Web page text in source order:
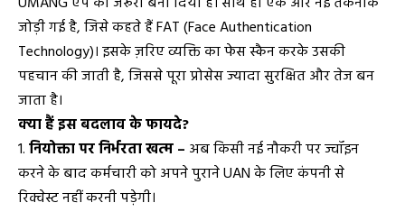
जोड़ी गई है, जिसे कहते हैं FAT (Face Authentication
Technology)। इसके ज़रिए व्यक्ति का फेस स्कैन करके उसकी
पहचान की जाती है, जिससे पूरा प्रोसेस ज्यादा सुरक्षित और तेज बन
जाता है।
क्या हैं इस बदलाव के फायदे?
नियोक्ता पर निर्भरता खत्म – अब किसी नई नौकरी पर ज्वॉइन
करने के बाद कर्मचारी को अपने पुराने UAN के लिए कंपनी से
रिक्वेस्ट नहीं करनी पड़ेगी।